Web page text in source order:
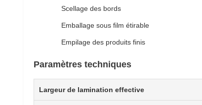
Scellage des bords
Emballage sous film étirable
Empilage des produits finis
Paramètres techniques
Largeur de lamination effective